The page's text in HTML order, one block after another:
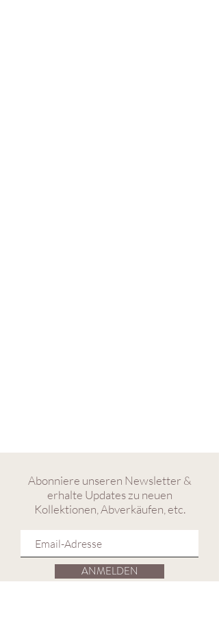
Abonniere unseren Newsletter &
erhalte Updates zu neuen
Kollektionen, Abverkäufen, etc.
ANMELDEN